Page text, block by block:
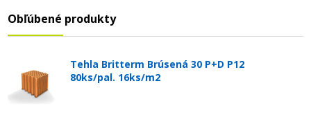
Obľúbené produkty
Tehla Britterm Brúsená 30 P+D P12
80ks/pal. 16ks/m2